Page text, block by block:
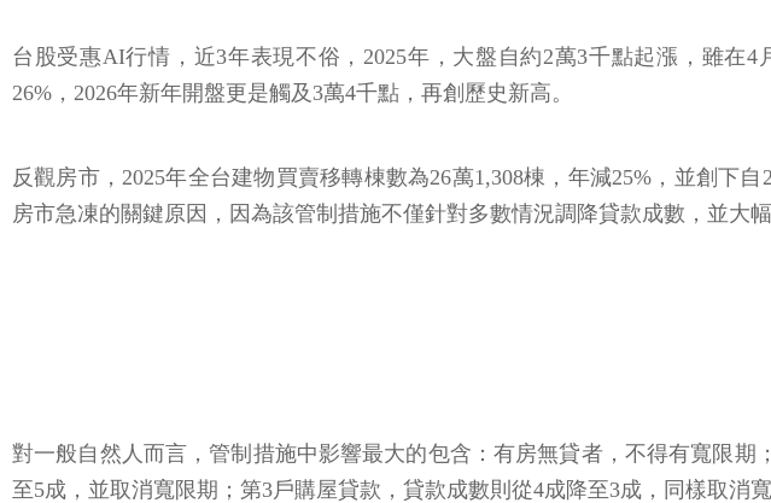
台股受惠AI行情，近3年表現不俗，2025年，大盤自約2萬3千點起漲，雖
26%，2026年新年開盤更是觸及3萬4千點，再創歷史新高。
反觀房市，2025年全台建物買賣移轉棟數為26萬1,308棟，年減25%，並創下
房市急凍的關鍵原因，因為該管制措施不僅針對多數情況調降貸款成數，並大
對一般自然人而言，管制措施中影響最大的包含：有房無貸者，不得有寬限
至5成，並取消寬限期；第3戶購屋貸款，貸款成數則從4成降至3成，同樣取消寬